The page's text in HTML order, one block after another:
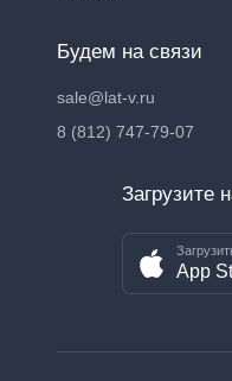
Будем на связи
sale@lat-v.ru
8 (812) 747-79-07
Загрузите
App